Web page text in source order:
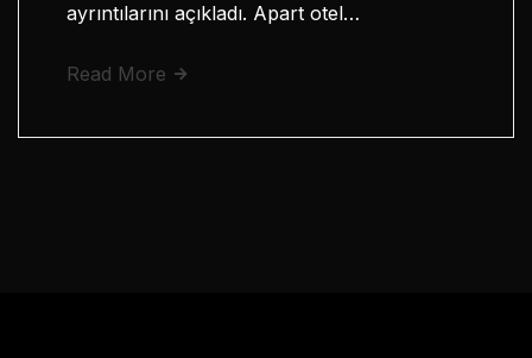
ayrıntılarını açıkladı. Apart otel…
Read More